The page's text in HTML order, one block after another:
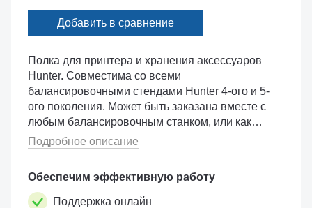
Полка для принтера и хранения аксессуаров
Hunter. Совместима со всеми
балансировочными стендами Hunter 4-ого и 5-
ого поколения. Может быть заказана вместе с
любым балансировочным станком, или как
отдельная опция. Принтер в комплект
поставки не входит.
Подробное описание
Обеспечим эффективную работу
Поддержка онлайн
Добавить в сравнение